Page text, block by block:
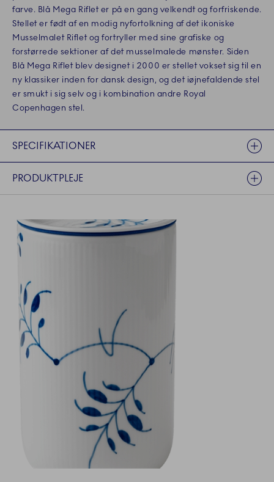
farve. Blå Mega Riflet er på en gang velkendt og forfriskende.
Stellet er født af en modig nyfortolkning af det ikoniske
Musselmalet Riflet og fortryller med sine grafiske og
forstørrede sektioner af det musselmalede mønster. Siden
Blå Mega Riflet blev designet i 2000 er stellet vokset sig til en
ny klassiker inden for dansk design, og det iøjnefaldende stel
er smukt i sig selv og i kombination andre Royal
Copenhagen stel.
SPECIFIKATIONER
PRODUKTPLEJE